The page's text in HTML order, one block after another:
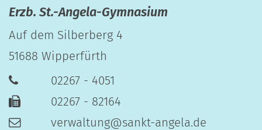
Erzb. St.-Angela-Gymnasium
Auf dem Silberberg 4
51688 Wipperfürth
02267 - 4051
02267 - 82164
verwaltung@sankt-angela.de